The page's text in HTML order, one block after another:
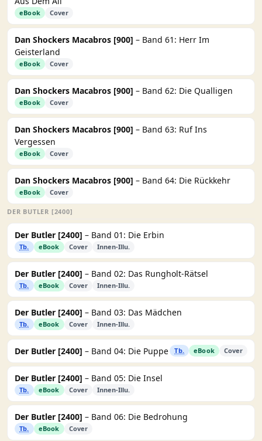
eBook Cover
Dan Shockers Macabros [900] – Band 61: Herr Im
Geisterland
eBook Cover
Dan Shockers Macabros [900] – Band 62: Die Qualligen
eBook Cover
Dan Shockers Macabros [900] – Band 63: Ruf Ins
Vergessen
eBook Cover
Dan Shockers Macabros [900] – Band 64: Die Rückkehr
eBook Cover
DER BUTLER [2400]
Der Butler [2400] – Band 01: Die Erbin
Tb. eBook Cover Innen-Illu.
Der Butler [2400] – Band 02: Das Rungholt-Rätsel
Tb. eBook Cover Innen-Illu.
Der Butler [2400] – Band 03: Das Mädchen
Tb. eBook Cover Innen-Illu.
Der Butler [2400] – Band 04: Die Puppe Tb. eBook Cover
Der Butler [2400] – Band 05: Die Insel
Tb. eBook Cover Innen-Illu.
Der Butler [2400] – Band 06: Die Bedrohung
Tb. eBook Cover